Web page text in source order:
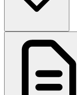
ПР,Р,ПМГ,РМГ